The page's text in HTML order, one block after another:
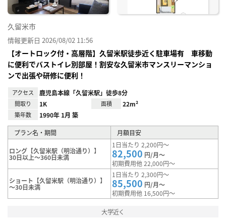
久留米市
情報更新日 2026/08/02 11:56
【オートロック付・高層階】久留米駅徒歩近く駐車場有 車移動
に便利でバストイレ別部屋！割安な久留米市マンスリーマンショ
ンで出張や研修に便利！
アクセス 鹿児島本線「久留米駅」徒歩8分
間取り 1K 面積 22m²
築年数 1990年 1月 築
プラン名・期間 月額目安
ロング【久留米駅（明治通り）】
30日以上～360日未満
1日当たり 2,200円～
82,500 円/月～
初期費用他 22,000円～
ショート【久留米駅（明治通り）】
～30日未満
1日当たり 2,300円～
85,500 円/月～
初期費用他 16,500円～
大学近く